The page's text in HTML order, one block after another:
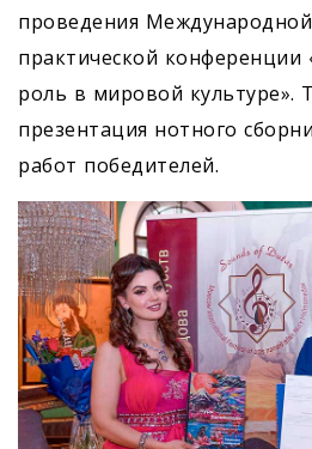
проведения
практической конференции
роль в мировой культуре».
презентация нотного
работ победителей.